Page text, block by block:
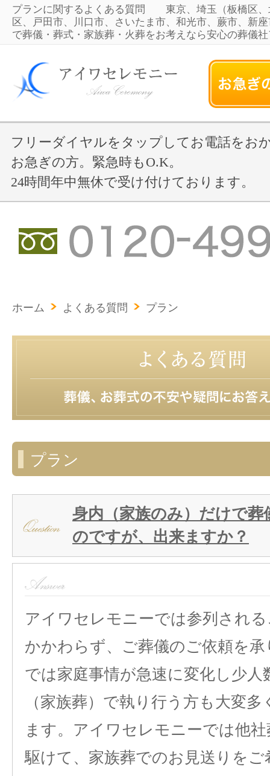
プランに関するよくある質問 東京、埼玉（板橋区、
区、戸田市、川口市、さいたま市、和光市、蕨市、新
で葬儀・葬式・家族葬・火葬をお考えなら安心の葬儀
フリーダイヤルをタップしてお電話をお
お急ぎの方。緊急時もO.K。
24時間年中無休で受け付けております。
ホーム よくある質問 プラン
プラン
身内（家族のみ）だけで葬
のですが、出来ますか？
アイワセレモニーでは参列され
かかわらず、ご葬儀のご依頼を
では家庭事情が急速に変化し少人
（家族葬）で執り行う方も大変
ます。アイワセレモニーでは他
駆けて、家族葬でのお見送りをご